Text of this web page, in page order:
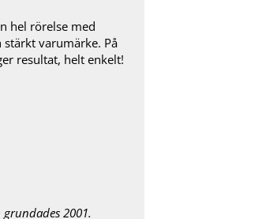
hel rörelse med
varumärke. På
resultat, helt enkelt!
2001.